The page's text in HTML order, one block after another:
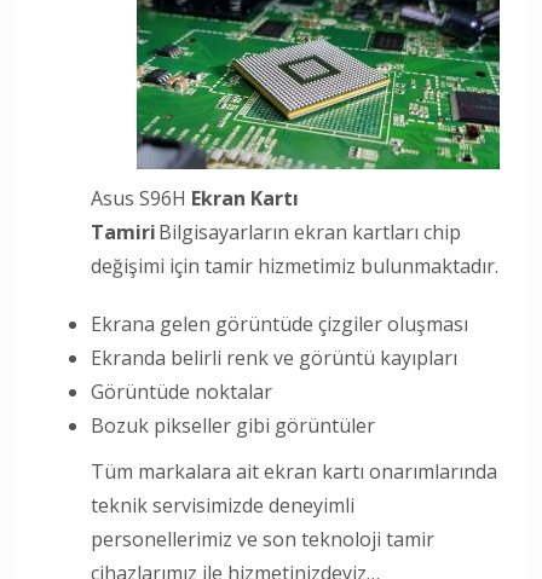
Asus S96H Ekran Kartı
TamiriBilgisayarların ekran kartları chip
değişimi için tamir hizmetimiz bulunmaktadır.
Ekrana gelen görüntüde çizgiler oluşması
Ekranda belirli renk ve görüntü kayıpları
Görüntüde noktalar
Bozuk pikseller gibi görüntüler
Tüm markalara ait ekran kartı onarımlarında
teknik servisimizde deneyimli
personellerimiz ve son teknoloji tamir
cihazlarımız ile hizmetinizdeyiz…